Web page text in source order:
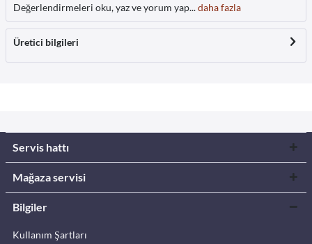
Değerlendirmeleri oku, yaz ve yorum yap...daha fazla
Üretici bilgileri
Servis hattı
Mağaza servisi
Bilgiler
Kullanım Şartları